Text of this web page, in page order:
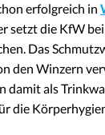
erfolgreich in
setzt die KfW
Das
den Winzern
damit als
die